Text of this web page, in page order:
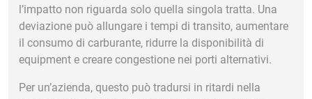
l’impatto non riguarda solo quella singola tratta. Una
deviazione può allungare i tempi di transito, aumentare
il consumo di carburante, ridurre la disponibilità di
equipment e creare congestione nei porti alternativi.
Per un’azienda, questo può tradursi in ritardi nella